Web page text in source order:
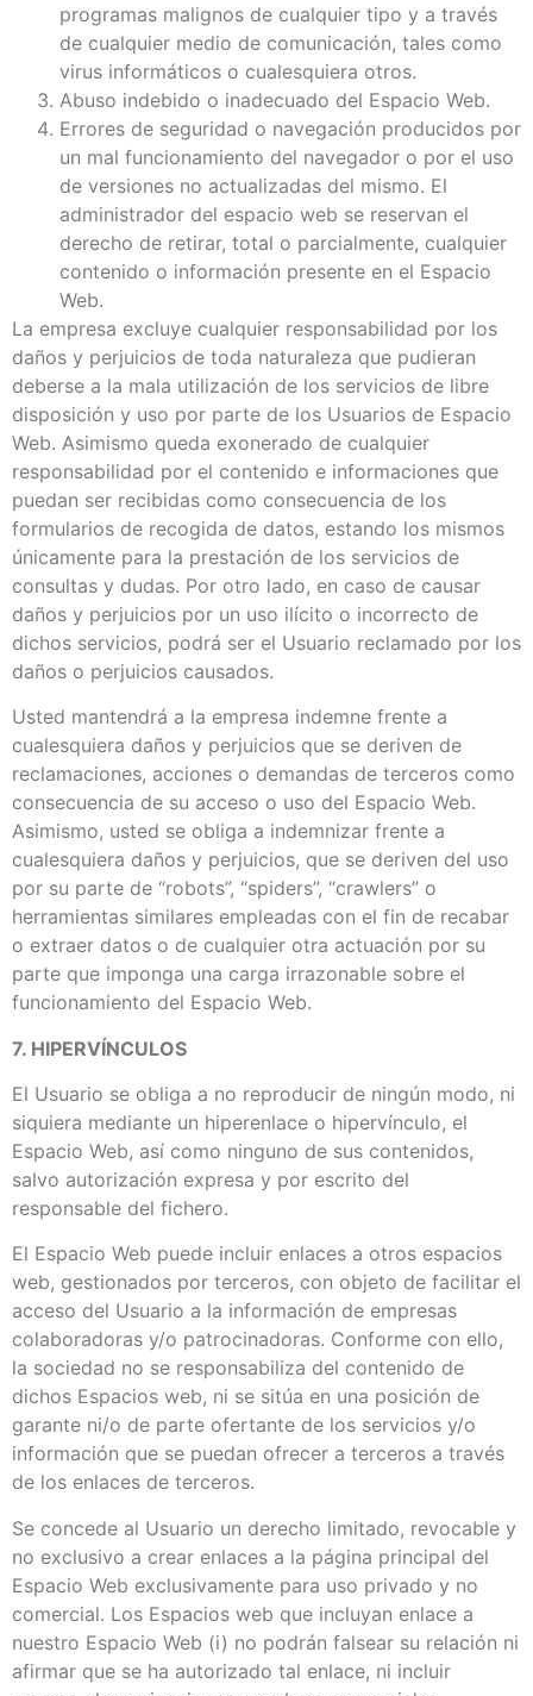
programas malignos de cualquier tipo y a través
de cualquier medio de comunicación, tales como
virus informáticos o cualesquiera otros.
Abuso indebido o inadecuado del Espacio Web.
Errores de seguridad o navegación producidos por
un mal funcionamiento del navegador o por el uso
de versiones no actualizadas del mismo. El
administrador del espacio web se reservan el
derecho de retirar, total o parcialmente, cualquier
contenido o información presente en el Espacio
Web.
La empresa excluye cualquier responsabilidad por los
daños y perjuicios de toda naturaleza que pudieran
deberse a la mala utilización de los servicios de libre
disposición y uso por parte de los Usuarios de Espacio
Web. Asimismo queda exonerado de cualquier
responsabilidad por el contenido e informaciones que
puedan ser recibidas como consecuencia de los
formularios de recogida de datos, estando los mismos
únicamente para la prestación de los servicios de
consultas y dudas. Por otro lado, en caso de causar
daños y perjuicios por un uso ilícito o incorrecto de
dichos servicios, podrá ser el Usuario reclamado por los
daños o perjuicios causados.
Usted mantendrá a la empresa indemne frente a
cualesquiera daños y perjuicios que se deriven de
reclamaciones, acciones o demandas de terceros como
consecuencia de su acceso o uso del Espacio Web.
Asimismo, usted se obliga a indemnizar frente a
cualesquiera daños y perjuicios, que se deriven del uso
por su parte de “robots”, “spiders”, “crawlers” o
herramientas similares empleadas con el fin de recabar
o extraer datos o de cualquier otra actuación por su
parte que imponga una carga irrazonable sobre el
funcionamiento del Espacio Web.
7. HIPERVÍNCULOS
El Usuario se obliga a no reproducir de ningún modo, ni
siquiera mediante un hiperenlace o hipervínculo, el
Espacio Web, así como ninguno de sus contenidos,
salvo autorización expresa y por escrito del
responsable del fichero.
El Espacio Web puede incluir enlaces a otros espacios
web, gestionados por terceros, con objeto de facilitar el
acceso del Usuario a la información de empresas
colaboradoras y/o patrocinadoras. Conforme con ello,
la sociedad no se responsabiliza del contenido de
dichos Espacios web, ni se sitúa en una posición de
garante ni/o de parte ofertante de los servicios y/o
información que se puedan ofrecer a terceros a través
de los enlaces de terceros.
Se concede al Usuario un derecho limitado, revocable y
no exclusivo a crear enlaces a la página principal del
Espacio Web exclusivamente para uso privado y no
comercial. Los Espacios web que incluyan enlace a
nuestro Espacio Web (i) no podrán falsear su relación ni
afirmar que se ha autorizado tal enlace, ni incluir